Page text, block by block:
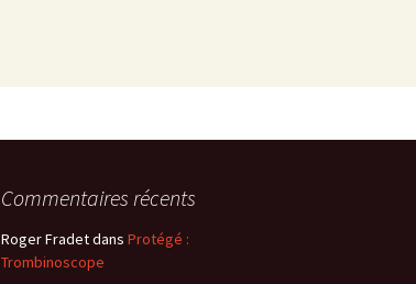
Commentaires récents
Roger Fradetdans Protégé :
Trombinoscope